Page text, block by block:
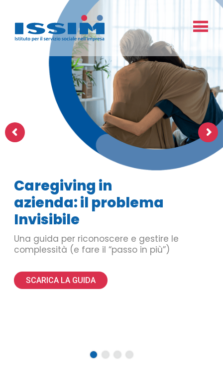
SCARICA LA GUIDA
Caregiving in
azienda: il problema
Invisibile
Una guida per riconoscere e gestire le
complessità (e fare il “passo in più”)